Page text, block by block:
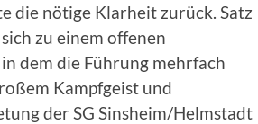
die nötige Klarheit zurück. Satz
zu einem offenen
dem die Führung mehrfach
Kampfgeist und
der SG Sinsheim/Helmstadt